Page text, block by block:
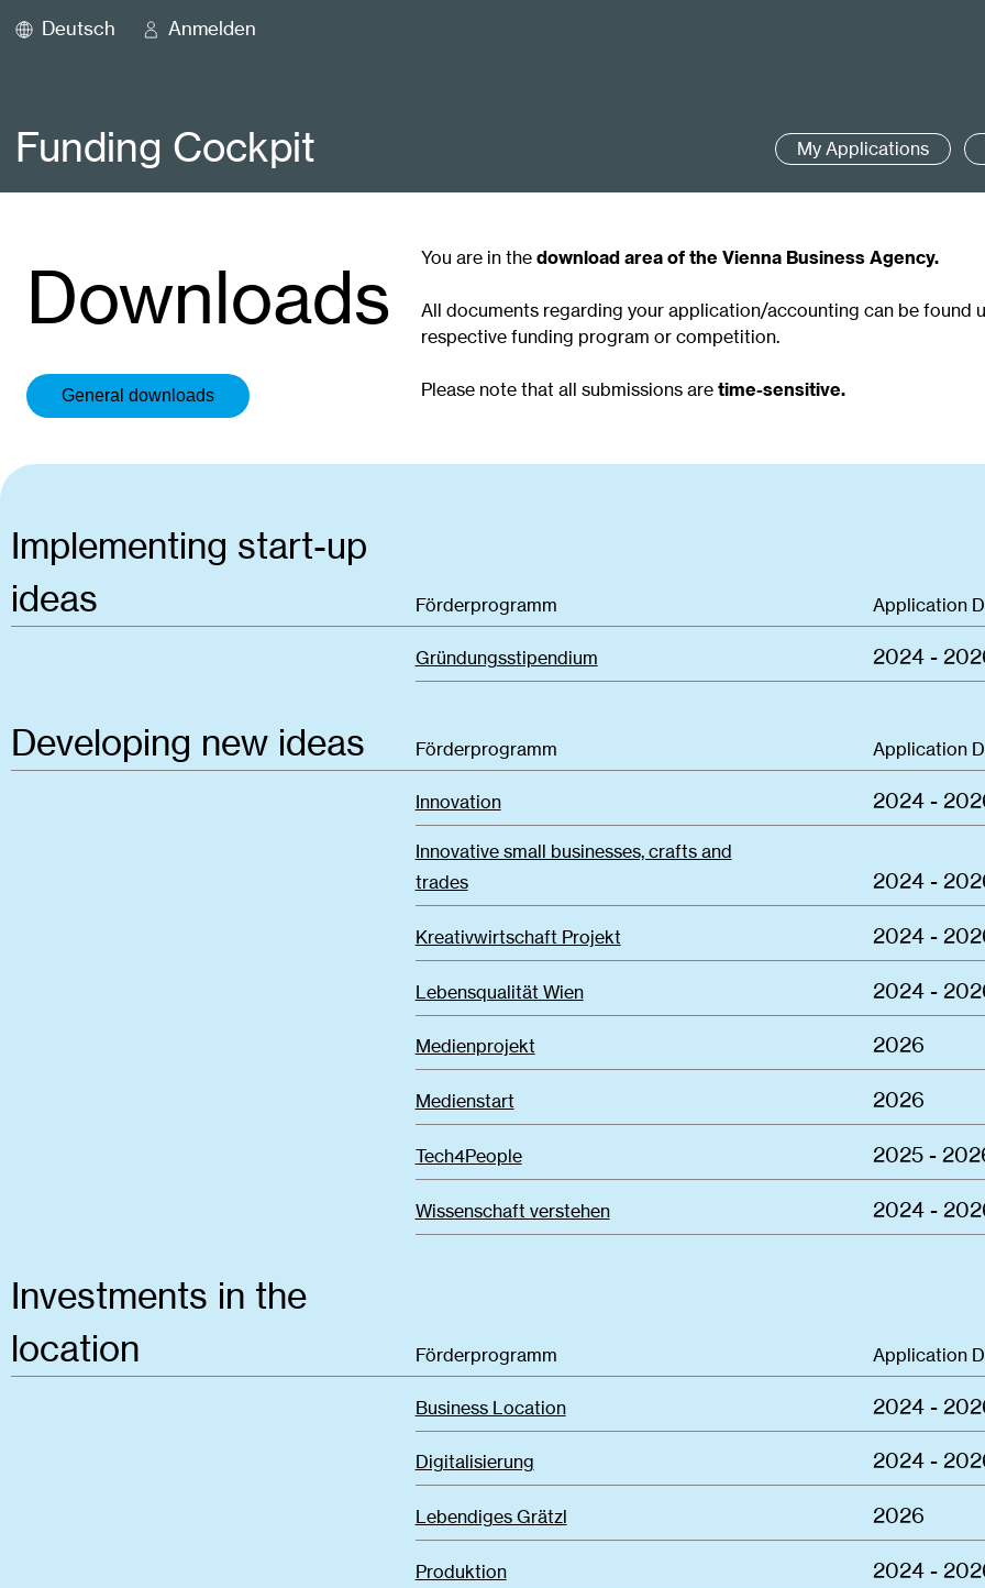
Deutsch Anmelden
My Applications
Funding Cockpit
Downloads
General downloads
You are in thedownload area of the Vienna Business Agency.
All documents regarding your application/accounting can be found
respective funding program or competition.
Please note that all submissions aretime-sensitive.
Implementing start-up
ideas
Förderprogramm Application
Gründungsstipendium 2024 -
Developing new ideas Förderprogramm Application
Innovation 2024 -
Innovative small businesses, crafts and
trades
2024 -
Kreativwirtschaft Projekt 2024 -
Lebensqualität Wien 2024 -
Medienprojekt 2026
Medienstart 2026
Tech4People 2025 -
Wissenschaft verstehen 2024 -
Investments in the
location
Förderprogramm Application
Business Location 2024 -
Digitalisierung 2024 -
Lebendiges Grätzl 2026
Produktion 2024 -